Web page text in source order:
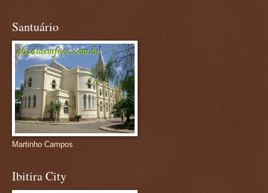
Santuário
Martinho Campos
Ibitira City